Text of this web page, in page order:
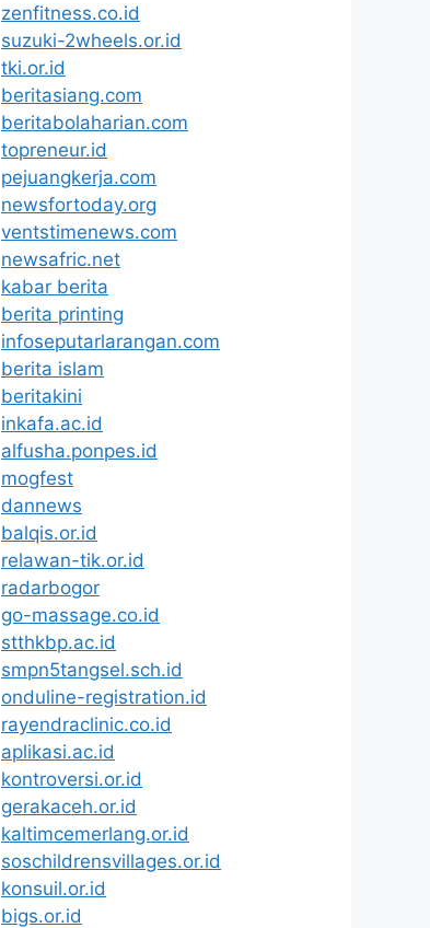
zenfitness.co.id
suzuki-2wheels.or.id
tki.or.id
beritasiang.com
beritabolaharian.com
topreneur.id
pejuangkerja.com
newsfortoday.org
ventstimenews.com
newsafric.net
kabar berita
berita printing
infoseputarlarangan.com
berita islam
beritakini
inkafa.ac.id
alfusha.ponpes.id
mogfest
dannews
balqis.or.id
relawan-tik.or.id
radarbogor
go-massage.co.id
stthkbp.ac.id
smpn5tangsel.sch.id
onduline-registration.id
rayendraclinic.co.id
aplikasi.ac.id
kontroversi.or.id
gerakaceh.or.id
kaltimcemerlang.or.id
soschildrensvillages.or.id
konsuil.or.id
bigs.or.id